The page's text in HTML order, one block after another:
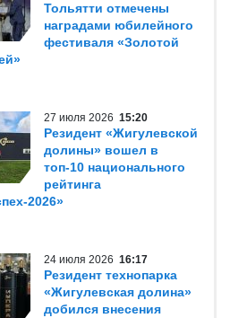
Тольятти отмечены
наградами юбилейного
фестиваля «Золотой
27 июля 2026 15:20
Резидент «Жигулевской
долины» вошел в
топ-10 национального
рейтинга
2026»
24 июля 2026 16:17
Резидент технопарка
«Жигулевская долина»
добился внесения